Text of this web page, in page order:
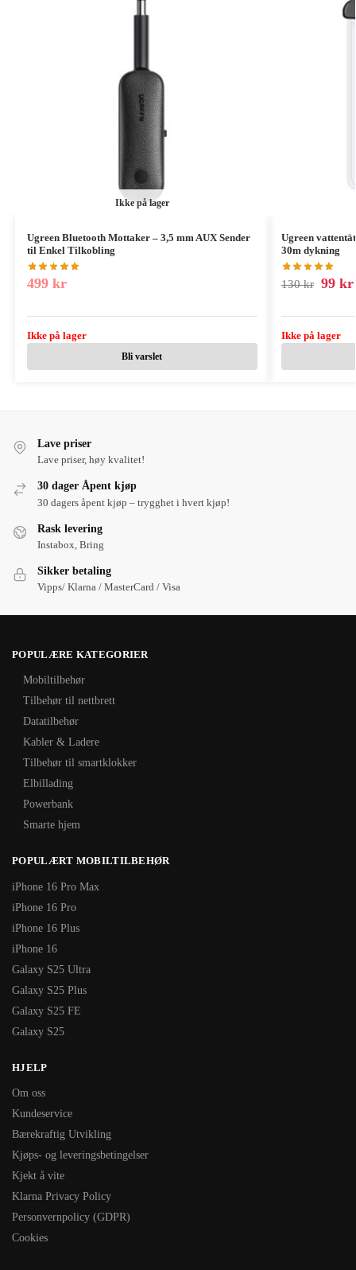
Ikke på lager
Ugreen Bluetooth Mottaker – 3,5 mm AUX Sender
til Enkel Tilkobling
499 kr
Ikke på lager
Bli varslet
Ugreen
30m dykning
130kr 99 kr
Ikke på lager
Lave priser
Lave priser, høy kvalitet!
30 dager Åpent kjøp
30 dagers åpent kjøp – trygghet i hvert kjøp!
Rask levering
Instabox, Bring
Sikker betaling
Vipps/ Klarna / MasterCard / Visa
POPULÆRE KATEGORIER
Mobiltilbehør
Tilbehør til nettbrett
Datatilbehør
Kabler & Ladere
Tilbehør til smartklokker
Elbillading
Powerbank
Smarte hjem
POPULÆRT MOBILTILBEHØR
iPhone 16 Pro Max
iPhone 16 Pro
iPhone 16 Plus
iPhone 16
Galaxy S25 Ultra
Galaxy S25 Plus
Galaxy S25 FE
Galaxy S25
HJELP
Om oss
Kundeservice
Bærekraftig Utvikling
Kjøps- og leveringsbetingelser
Kjekt å vite
Klarna Privacy Policy
Personvernpolicy (GDPR)
Cookies